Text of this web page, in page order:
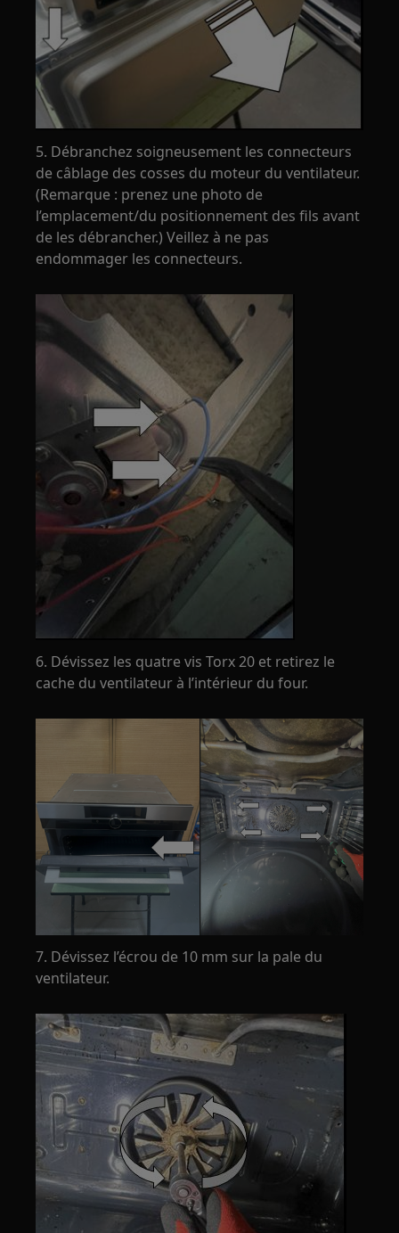
5. Débranchez soigneusement les connecteurs
de câblage des cosses du moteur du ventilateur.
(Remarque : prenez une photo de
l’emplacement/du positionnement des fils avant
de les débrancher.) Veillez à ne pas
endommager les connecteurs.
6. Dévissez les quatre vis Torx 20 et retirez le
cache du ventilateur à l’intérieur du four.
7. Dévissez l’écrou de 10 mm sur la pale du
ventilateur.